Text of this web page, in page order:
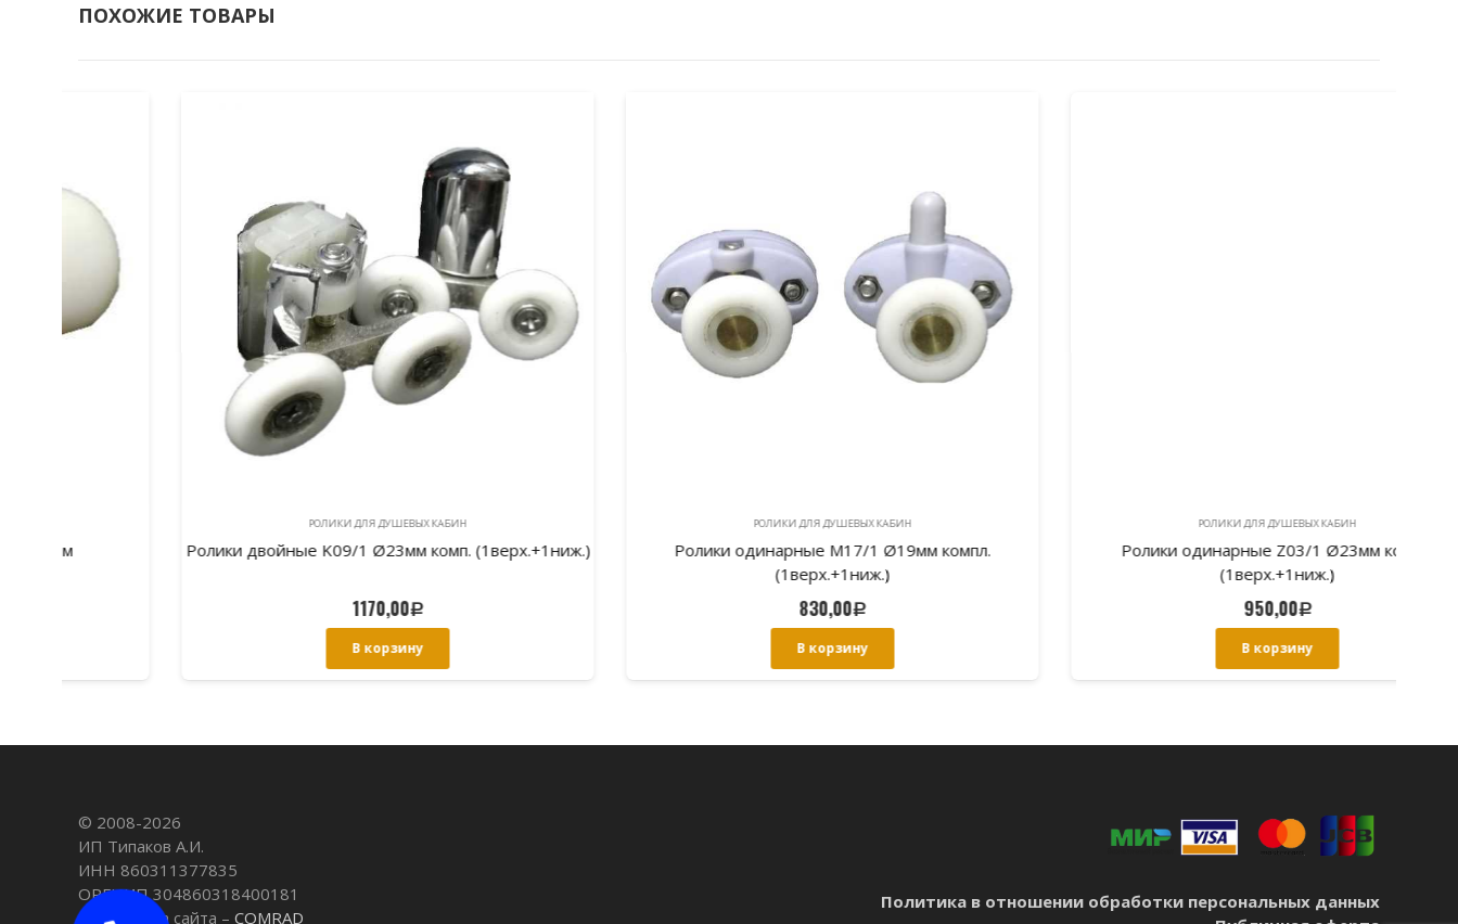
ПОХОЖИЕ ТОВАРЫ
РОЛИКИ ДЛЯ ДУШЕВЫХ КАБИН
Ролики двойные K09/1 Ø23мм комп. (1верх.+1ниж.)
РОЛИКИ ДЛЯ ДУШЕВЫХ КАБИН
Ролики одинарные M17/1 Ø19мм компл.
(1верх.+1ниж.)
РОЛИКИ ДЛЯ ДУШЕВЫХ КАБИН
Ролики одинарные Z03/1 Ø23мм компл.
(1верх.+1ниж.)
© 2008-2026
ИП Типаков А.И.
ИНН 860311377835
ОРГНИП 304860318400181
Разработка сайта – COMRAD
Политика в отношении обработки персональных данных